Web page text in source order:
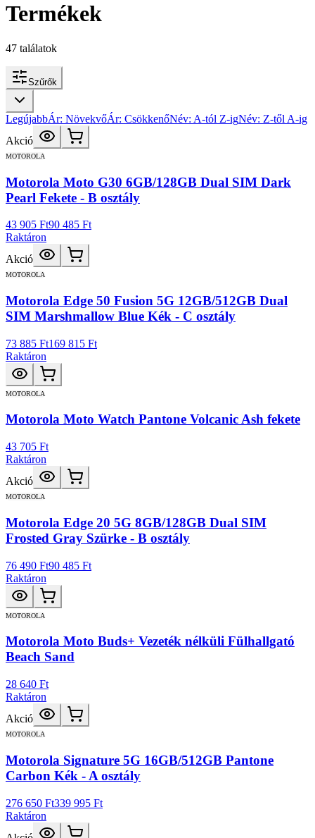
Termékek
47 találatok
Szűrők
LegújabbÁr: NövekvőÁr: CsökkenőNév: A-tól Z-igNév: Z-től A-ig
Akció
MOTOROLA
Motorola Moto G30 6GB/128GB Dual SIM Dark
Pearl Fekete - B osztály
43 905 Ft90 485 Ft
Raktáron
Akció
MOTOROLA
Motorola Edge 50 Fusion 5G 12GB/512GB Dual
SIM Marshmallow Blue Kék - C osztály
73 885 Ft169 815 Ft
Raktáron
MOTOROLA
Motorola Moto Watch Pantone Volcanic Ash fekete
43 705 Ft
Raktáron
Akció
MOTOROLA
Motorola Edge 20 5G 8GB/128GB Dual SIM
Frosted Gray Szürke - B osztály
76 490 Ft90 485 Ft
Raktáron
MOTOROLA
Motorola Moto Buds+ Vezeték nélküli Fülhallgató
Beach Sand
28 640 Ft
Raktáron
Akció
MOTOROLA
Motorola Signature 5G 16GB/512GB Pantone
Carbon Kék - A osztály
276 650 Ft339 995 Ft
Raktáron